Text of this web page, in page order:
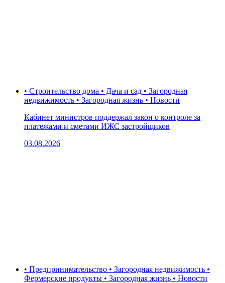
• Строительство дома • Дача и сад • Загородная
недвижимость • Загородная жизнь • Новости
Кабинет министров поддержал закон о контроле за
платежами и сметами ИЖС застройщиков
03.08.2026
• Предпринимательство • Загородная недвижимость •
Фермерские продукты • Загородная жизнь • Новости